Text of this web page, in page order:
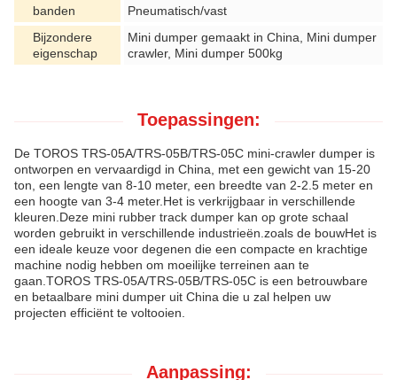
banden
Pneumatisch/vast
Bijzondere
eigenschap
Mini dumper gemaakt in China, Mini dumper
crawler, Mini dumper 500kg
Toepassingen:
De TOROS TRS-05A/TRS-05B/TRS-05C mini-crawler dumper is
ontworpen en vervaardigd in China, met een gewicht van 15-20
ton, een lengte van 8-10 meter, een breedte van 2-2.5 meter en
een hoogte van 3-4 meter.Het is verkrijgbaar in verschillende
kleuren.Deze mini rubber track dumper kan op grote schaal
worden gebruikt in verschillende industrieën.zoals de bouwHet is
een ideale keuze voor degenen die een compacte en krachtige
machine nodig hebben om moeilijke terreinen aan te
gaan.TOROS TRS-05A/TRS-05B/TRS-05C is een betrouwbare
en betaalbare mini dumper uit China die u zal helpen uw
projecten efficiënt te voltooien.
Aanpassing: